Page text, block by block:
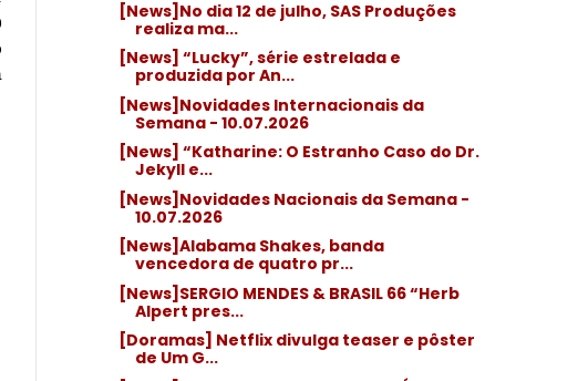
[News]No dia 12 de julho, SAS Produções
realiza ma...
[News] “Lucky”, série estrelada e
produzida por An...
[News]Novidades Internacionais da
Semana - 10.07.2026
[News] “Katharine: O Estranho Caso do Dr.
Jekyll e...
[News]Novidades Nacionais da Semana -
10.07.2026
[News]Alabama Shakes, banda
vencedora de quatro pr...
[News]SERGIO MENDES & BRASIL 66 “Herb
Alpert pres...
[Doramas] Netflix divulga teaser e pôster
de Um G...